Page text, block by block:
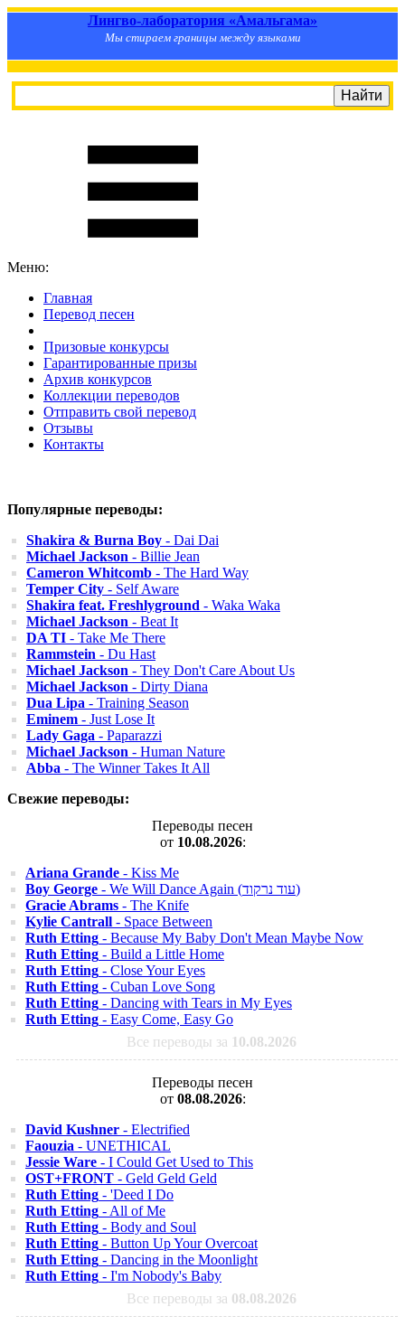
Лингво-лаборатория «Амальгама»
Мы стираем границы между языками
Меню:
Главная
Перевод песен
Призовые конкурсы
Гарантированные призы
Архив конкурсов
Коллекции переводов
Отправить свой перевод
Отзывы
Контакты
Популярные переводы:
Shakira & Burna Boy - Dai Dai
Michael Jackson - Billie Jean
Cameron Whitcomb - The Hard Way
Temper City - Self Aware
Shakira feat. Freshlyground - Waka Waka
Michael Jackson - Beat It
DA TI - Take Me There
Rammstein - Du Hast
Michael Jackson - They Don't Care About Us
Michael Jackson - Dirty Diana
Dua Lipa - Training Season
Eminem - Just Lose It
Lady Gaga - Paparazzi
Michael Jackson - Human Nature
Abba - The Winner Takes It All
Свежие переводы:
Переводы песен
от 10.08.2026:
Ariana Grande - Kiss Me
Boy George
- We Will Dance Again (עוד נרקוד)
Gracie Abrams - The Knife
Kylie Cantrall - Space Between
Ruth Etting - Because My Baby Don't Mean Maybe Now
Ruth Etting - Build a Little Home
Ruth Etting - Close Your Eyes
Ruth Etting - Cuban Love Song
Ruth Etting - Dancing with Tears in My Eyes
Ruth Etting - Easy Come, Easy Go
Все переводы за 10.08.2026
Переводы песен
от 08.08.2026:
David Kushner - Electrified
Faouzia - UNETHICAL
Jessie Ware - I Could Get Used to This
OST+FRONT - Geld Geld Geld
Ruth Etting - 'Deed I Do
Ruth Etting - All of Me
Ruth Etting - Body and Soul
Ruth Etting - Button Up Your Overcoat
Ruth Etting - Dancing in the Moonlight
Ruth Etting - I'm Nobody's Baby
Все переводы за 08.08.2026